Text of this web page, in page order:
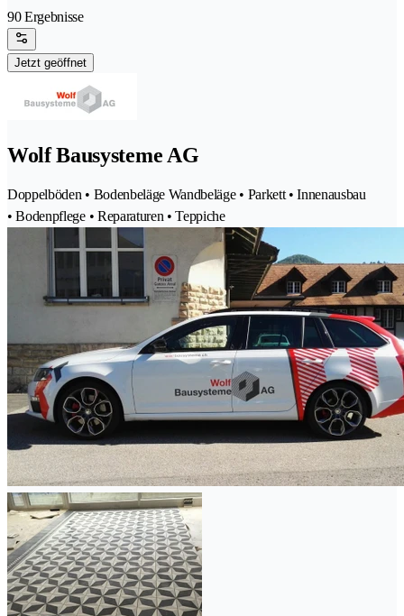
90 Ergebnisse
Jetzt geöffnet
Wolf Bausysteme AG
Doppelböden • Bodenbeläge Wandbeläge • Parkett • Innenausbau
• Bodenpflege • Reparaturen • Teppiche